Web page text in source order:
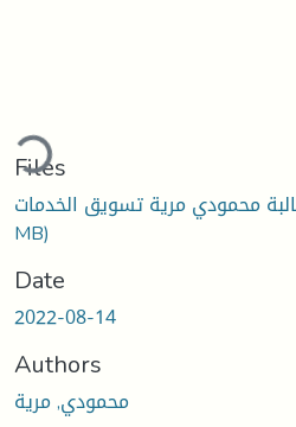
Files
MB)
Date
2022-08-14
Authors
محمودي, مرية